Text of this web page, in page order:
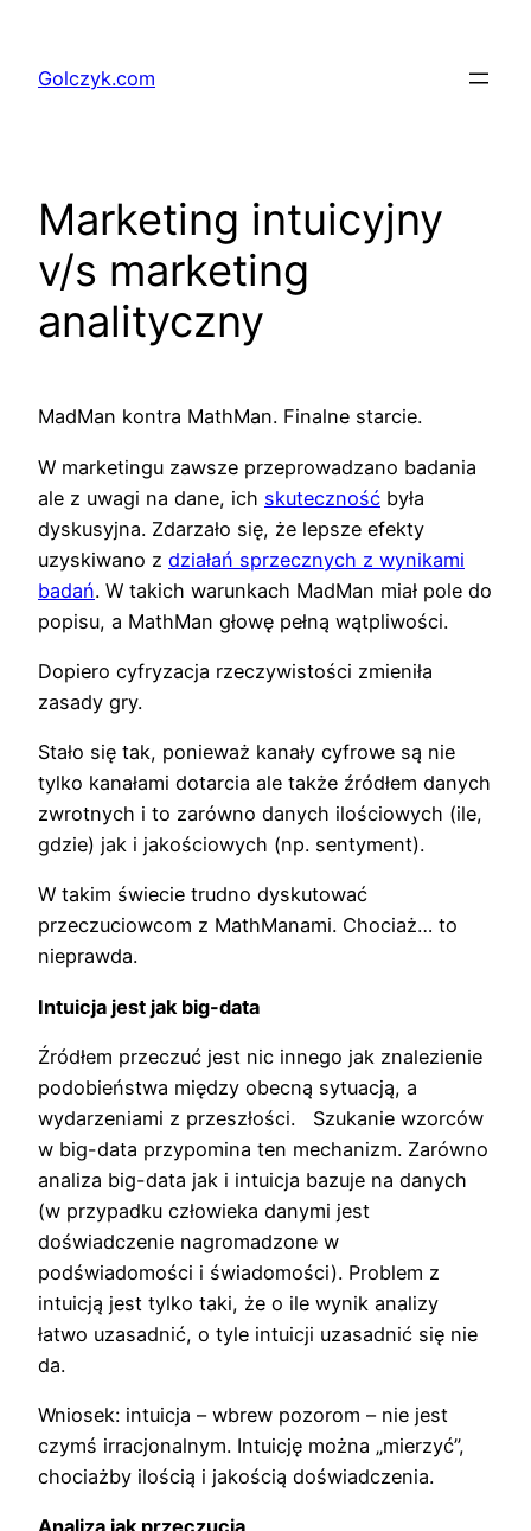
treściGolczyk.com
Marketing intuicyjny
v/s marketing
analityczny
MadMan kontra MathMan. Finalne starcie.
W marketingu zawsze przeprowadzano badania
ale z uwagi na dane, ich skuteczność była
dyskusyjna. Zdarzało się, że lepsze efekty
uzyskiwano z działań sprzecznych z wynikami
badań. W takich warunkach MadMan miał pole do
popisu, a MathMan głowę pełną wątpliwości.
Dopiero cyfryzacja rzeczywistości zmieniła
zasady gry.
Stało się tak, ponieważ kanały cyfrowe są nie
tylko kanałami dotarcia ale także źródłem danych
zwrotnych i to zarówno danych ilościowych (ile,
gdzie) jak i jakościowych (np. sentyment).
W takim świecie trudno dyskutować
przeczuciowcom z MathManami. Chociaż… to
nieprawda.
Intuicja jest jak big-data
Źródłem przeczuć jest nic innego jak znalezienie
podobieństwa między obecną sytuacją, a
wydarzeniami z przeszłości. Szukanie wzorców
w big-data przypomina ten mechanizm. Zarówno
analiza big-data jak i intuicja bazuje na danych
(w przypadku człowieka danymi jest
doświadczenie nagromadzone w
podświadomości i świadomości). Problem z
intuicją jest tylko taki, że o ile wynik analizy
łatwo uzasadnić, o tyle intuicji uzasadnić się nie
da.
Wniosek: intuicja – wbrew pozorom – nie jest
czymś irracjonalnym. Intuicję można „mierzyć”,
chociażby ilością i jakością doświadczenia.